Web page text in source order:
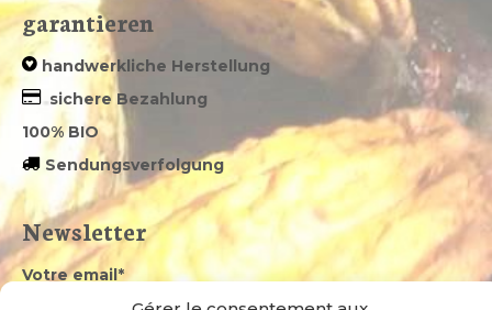
garantieren
handwerkliche Herstellung
sichere Bezahlung
100% BIO
Sendungsverfolgung
Newsletter
Votre email*